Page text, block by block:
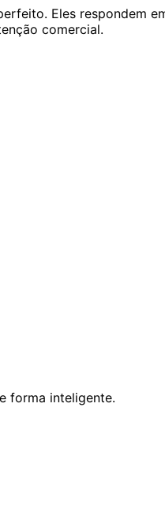
Eles respondem
comercial.
forma inteligente.